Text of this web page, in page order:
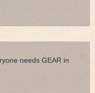
needs GEAR in